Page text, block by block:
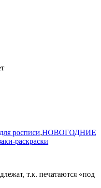
росписи,НОВОГОДНИЕ
раскраски
т.к. печатаются «под